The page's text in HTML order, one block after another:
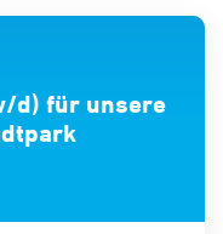
d) für unsere